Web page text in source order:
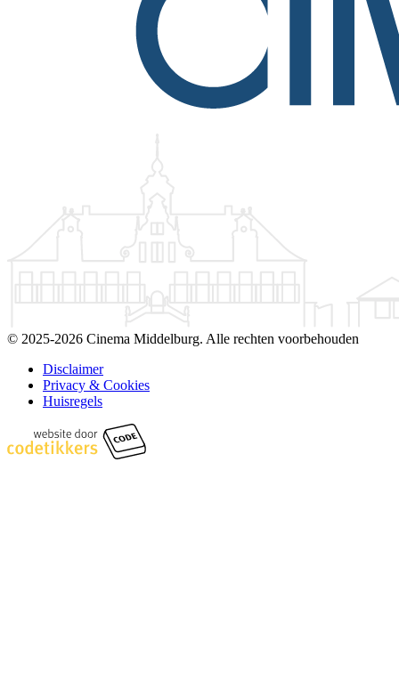
© 2025-2026 Cinema Middelburg. Alle rechten voorbehouden
Disclaimer
Privacy & Cookies
Huisregels